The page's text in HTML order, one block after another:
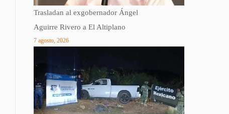
Trasladan al exgobernador Ángel
Aguirre Rivero a El Altiplano
7 agosto, 2026